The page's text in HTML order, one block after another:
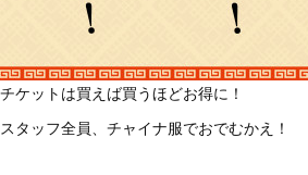
チケットは買えば買うほどお得に！
スタッフ全員、チャイナ服でおでむかえ！